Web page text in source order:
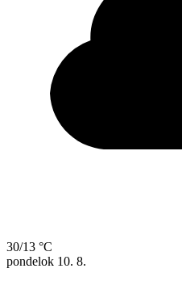
30/13 °C
pondelok 10. 8.